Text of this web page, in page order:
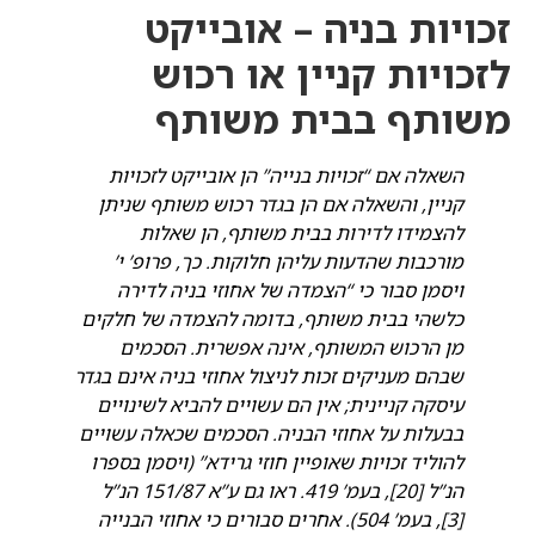
זכויות בניה – אובייקט
לזכויות קניין או רכוש
משותף בבית משותף
השאלה אם “זכויות בנייה” הן אובייקט לזכויות
קניין, והשאלה אם הן בגדר רכוש משותף שניתן
להצמידו לדירות בבית משותף, הן שאלות
מורכבות שהדעות עליהן חלוקות. כך, פרופ’ י’
ויסמן סבור כי “הצמדה של אחוזי בניה לדירה
כלשהי בבית משותף, בדומה להצמדה של חלקים
מן הרכוש המשותף, אינה אפשרית. הסכמים
שבהם מעניקים זכות לניצול אחוזי בניה אינם בגדר
עיסקה קניינית; אין הם עשויים להביא לשינויים
בבעלות על אחוזי הבניה. הסכמים שכאלה עשויים
להוליד זכויות שאופיין חוזי גרידא” (ויסמן בספרו
הנ”ל [20], בעמ’ 419. ראו גם ע”א 151/87 הנ”ל
[3], בעמ’ 504). אחרים סבורים כי אחוזי הבנייה